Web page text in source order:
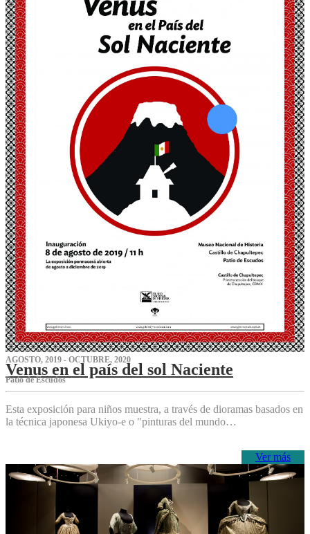
AGOSTO, 2019 - OCTUBRE, 2020
Venus en el país del sol Naciente
P‌atio de Escudos
Esta exposición para niños muestra, a través de dioramas basados en
la técnica japonesa Ukiyo-e o "pinturas del mundo…
Ver más